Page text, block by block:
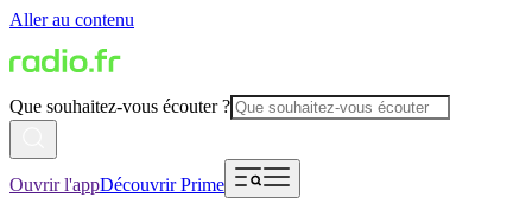
Aller au contenu
Que souhaitez-vous écouter ?
Ouvrir l'appDécouvrir Prime